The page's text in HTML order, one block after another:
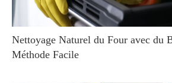
Nettoyage Naturel du Four avec du
Méthode Facile